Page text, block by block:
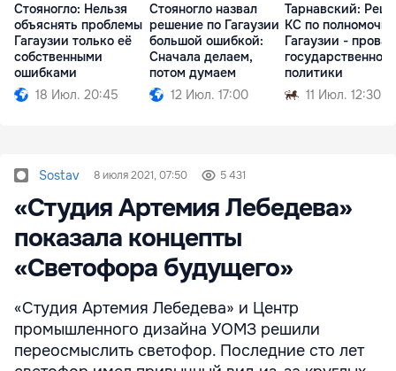
Стояногло: Нельзя
объяснять проблемы
Гагаузии только её
собственными
ошибками
18 Июл. 20:45
Стояногло назвал
решение по Гагаузии
большой ошибкой:
Сначала делаем,
потом думаем
12 Июл. 17:00
Тарнавский:
КС по
Гагаузии - провал
государственной
политики
11 Июл. 12:30
Sostav 8 июля 2021, 07:50 5 431
«Студия Артемия Лебедева»
показала концепты
«Светофора будущего»
«Студия Артемия Лебедева» и Центр
промышленного дизайна УОМЗ решили
переосмыслить светофор. Последние сто лет